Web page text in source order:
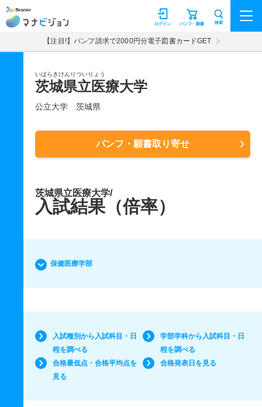
マナビジョン パンフ・願書
ログイン 検索
【注目!】パンフ請求で2000円分電子図書カードGET
いばらきけんりついりょう
茨城県立医療大学
公立大学 茨城県
パンフ・願書取り寄せ
茨城県立医療大学/
入試結果（倍率）
保健医療学部
入試種別から入試科目・日
程を調べる
学部学科から入試科目・日
程を調べる
合格最低点・合格平均点を
見る
合格発表日を見る